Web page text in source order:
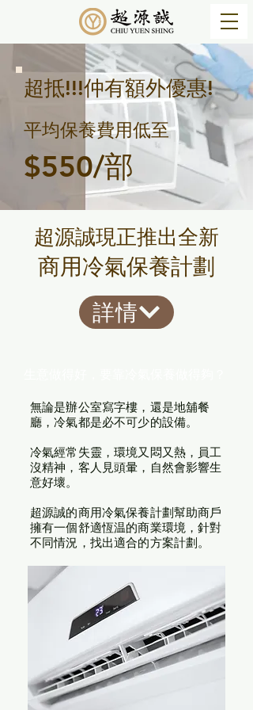
超抵!!!仲有額外優惠!
平均保養費用低至
$550/部
超源誠現正推出全新
商用冷氣保養計劃
詳情
無論是辦公室寫字樓，還是地舖餐
廳，冷氣都是必不可少的設備。
冷氣經常失靈，環境又悶又熱，員工
沒精神，客人見頭暈，自然會影響生
意好壞。
超源誠的商用冷氣保養計劃幫助商戶
擁有一個舒適恆温的商業環境，針對
不同情況，找出適合的方案計劃。